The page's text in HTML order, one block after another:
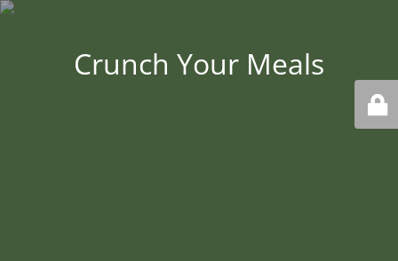
Crunch Your Meals